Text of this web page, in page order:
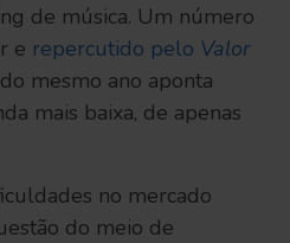
de música. Um número
e repercutido pelo Valor
mesmo ano aponta
mais baixa, de apenas
no mercado
do meio de